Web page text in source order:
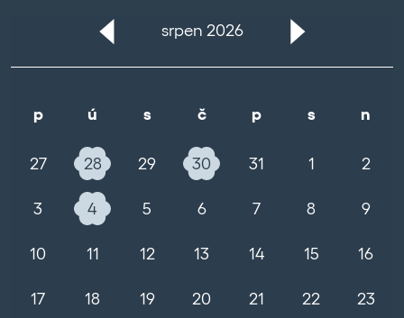
srpen 2026
p ú s č p s n
27 28 29 30 31 1 2
3 4 5 6 7 8 9
10 11 12 13 14 15 16
17 18 19 20 21 22 23